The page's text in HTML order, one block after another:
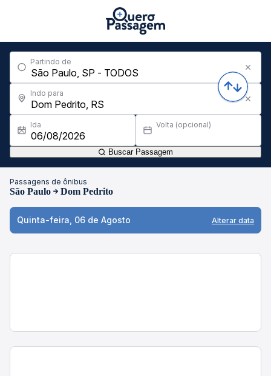
Partindo de
Indo para
Ida Volta (opcional)
Buscar Passagem
Passagens de ônibus
São Paulo Dom Pedrito
Quinta-feira, 06 de Agosto Alterar data